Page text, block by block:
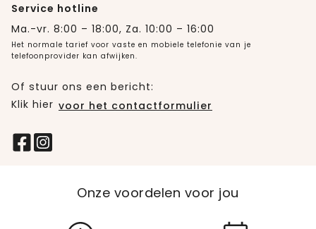
Service hotline
Ma.-vr. 8:00 – 18:00, Za. 10:00 – 16:00
Het normale tarief voor vaste en mobiele telefonie van je
telefoonprovider kan afwijken.
Of stuur ons een bericht:
Klik hier voor het contactformulier
Onze voordelen voor jou